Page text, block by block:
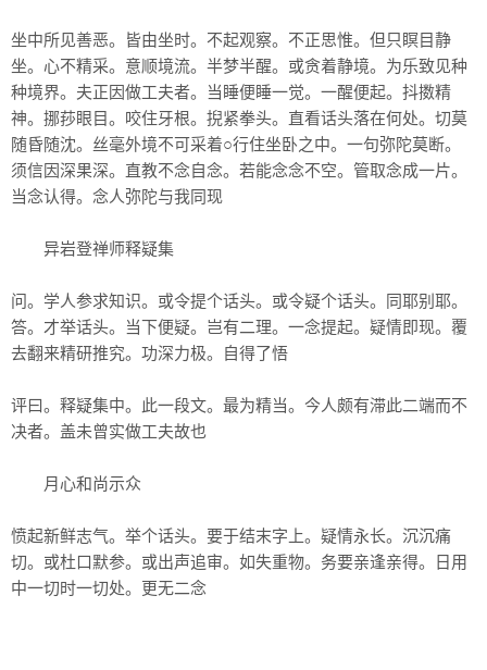
坐中所见善恶。皆由坐时。不起观察。不正思惟。但只瞑目静
坐。心不精采。意顺境流。半梦半醒。或贪着静境。为乐致见种
种境界。夫正因做工夫者。当睡便睡一觉。一醒便起。抖擞精
神。挪莏眼目。咬住牙根。掜紧拳头。直看话头落在何处。切莫
随昏随沈。丝毫外境不可采着○行住坐卧之中。一句弥陀莫断。
须信因深果深。直教不念自念。若能念念不空。管取念成一片。
当念认得。念人弥陀与我同现
异岩登禅师释疑集
问。学人参求知识。或令提个话头。或令疑个话头。同耶别耶。
答。才举话头。当下便疑。岂有二理。一念提起。疑情即现。覆
去翻来精研推究。功深力极。自得了悟
评曰。释疑集中。此一段文。最为精当。今人颇有滞此二端而不
决者。盖未曾实做工夫故也
月心和尚示众
愤起新鲜志气。举个话头。要于结末字上。疑情永长。沉沉痛
切。或杜口默参。或出声追审。如失重物。务要亲逢亲得。日用
中一切时一切处。更无二念